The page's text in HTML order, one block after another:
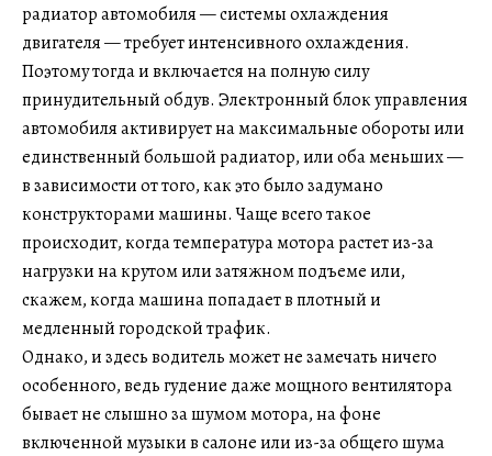
радиатор автомобиля — системы охлаждения
двигателя — требует интенсивного охлаждения.
Поэтому тогда и включается на полную силу
принудительный обдув. Электронный блок управления
автомобиля активирует на максимальные обороты или
единственный большой радиатор, или оба меньших —
в зависимости от того, как это было задумано
конструкторами машины. Чаще всего такое
происходит, когда температура мотора растет из-за
нагрузки на крутом или затяжном подъеме или,
скажем, когда машина попадает в плотный и
медленный городской трафик.
Однако, и здесь водитель может не замечать ничего
особенного, ведь гудение даже мощного вентилятора
бывает не слышно за шумом мотора, на фоне
включенной музыки в салоне или из-за общего шума